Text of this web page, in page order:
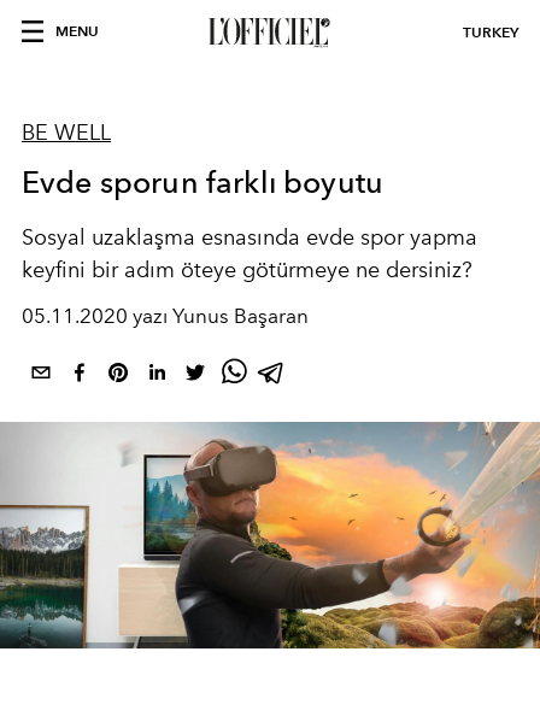
MENU TURKEY
BE WELL
Evde sporun farklı boyutu
Sosyal uzaklaşma esnasında evde spor yapma
keyfini bir adım öteye götürmeye ne dersiniz?
05.11.2020 yazı Yunus Başaran